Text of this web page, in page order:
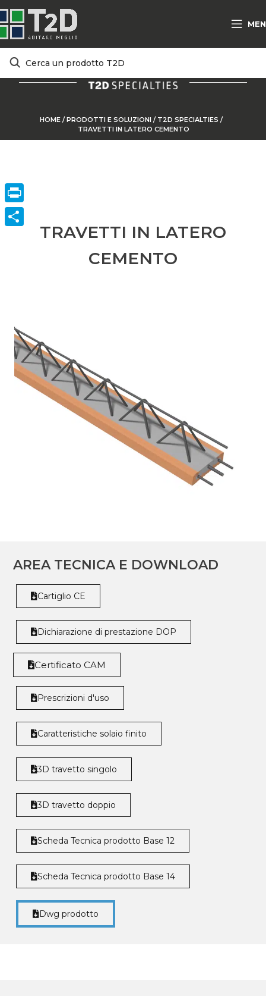
HOME/PRODOTTI E SOLUZIONI / T2D SPECIALTIES /
TRAVETTI IN LATERO CEMENTO
TRAVETTI IN LATERO
CEMENTO
AREA TECNICA E DOWNLOAD
Cartiglio CE
Dichiarazione di prestazione DOP
Certificato CAM
Prescrizioni d'uso
Caratteristiche solaio finito
3D travetto singolo
3D travetto doppio
Scheda Tecnica prodotto Base 12
Scheda Tecnica prodotto Base 14
Dwg prodotto
Print
ConVisivodi